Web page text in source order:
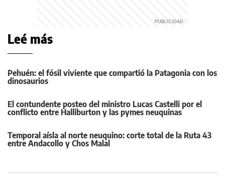
Leé más
Pehuén: el fósil viviente que compartió la Patagonia con los
dinosaurios
El contundente posteo del ministro Lucas Castelli por el
conflicto entre Halliburton y las pymes neuquinas
Temporal aísla al norte neuquino: corte total de la Ruta 43
entre Andacollo y Chos Malal